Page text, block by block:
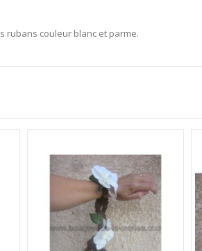
rubans couleur blanc et parme.